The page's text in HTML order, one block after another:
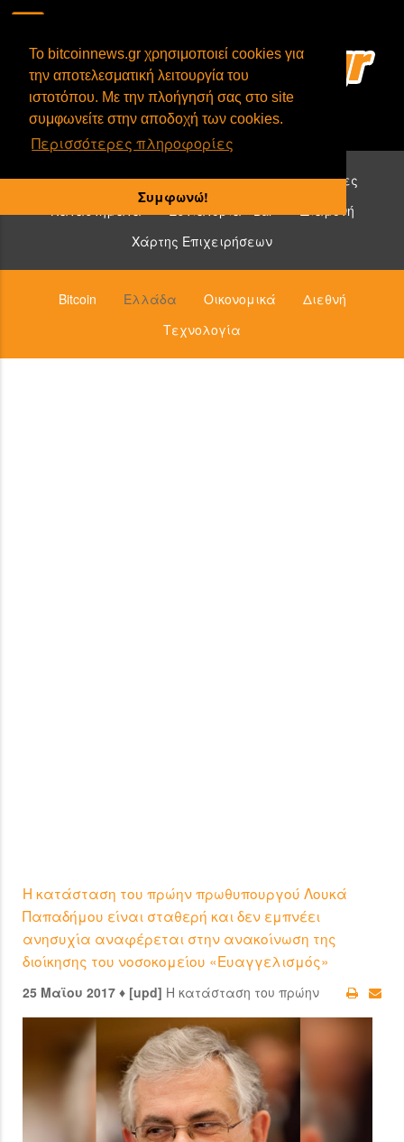
To bitcoinnews.gr χρησιμοποιεί cookies για
την αποτελεσματική λειτουργία του
ιστοτόπου. Με την πλοήγησή σας στο site
συμφωνείτε στην αποδοχή των cookies.
Περισσότερες πληροφορίες
Συμφωνώ!
Επιχειρήσεις που δέχονται bitcoin:
Υπηρεσίες
Καταστήματα
Εστιατόρια - Bar
Διαμονή
Χάρτης Επιχειρήσεων
Bitcoin Ελλάδα Οικονομικά
Διεθνή
Τεχνολογία
Η κατάσταση του πρώην πρωθυπουργού Λουκά
Παπαδήμου είναι σταθερή και δεν εμπνέει
ανησυχία αναφέρεται στην ανακοίνωση της
διοίκησης του νοσοκομείου «Ευαγγελισμός»
25 Μαϊου 2017 ♦ [upd] Η κατάσταση του πρώην